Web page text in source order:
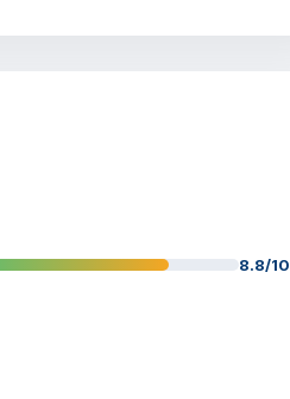
8.8/10